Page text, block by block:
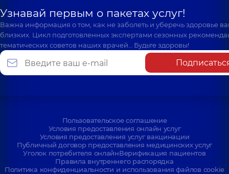
Узнавай первым о пакетах услуг!
Важна информация о том, как не заболеть и уберечь здоровье
близких. Цикл подготовленных экспертами сезонных
тематических советов наших врачей… Будьте здоровы!
Пользовательское соглашение
Условия предоставления онлайн услуг
Условия предоставления услуг вакцинации
Публичный договор предоставления медицинских услуг
Уголок потребителя онлайнВерификация пациентов
Правила внутреннего распорядка
Политика конфиденциальности и использования файлов cookie